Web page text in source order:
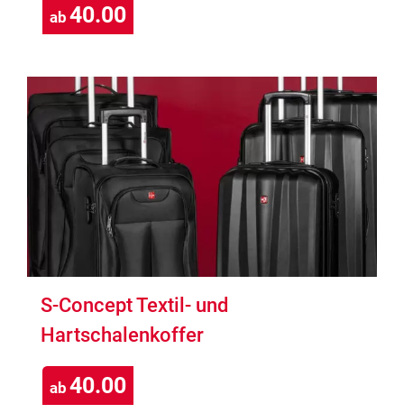
ab 40.00
S-Concept Textil- und
Hartschalenkoffer
ab 40.00